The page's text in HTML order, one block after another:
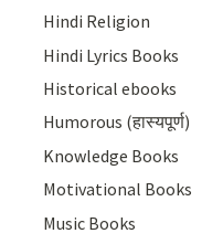
Hindi Religion
Hindi Lyrics Books
Historical ebooks
Humorous (हास्यपूर्ण)
Knowledge Books
Motivational Books
Music Books